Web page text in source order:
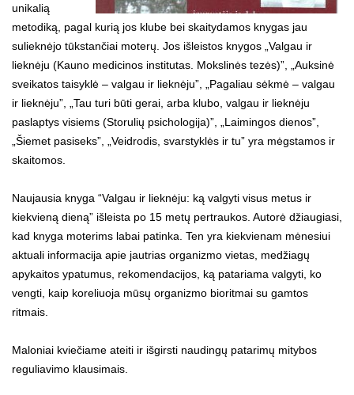
unikalią
metodiką, pagal kurią jos klube bei skaitydamos knygas jau
sulieknėjo tūkstančiai moterų. Jos išleistos knygos „Valgau ir
lieknėju (Kauno medicinos institutas. Mokslinės tezės)”, „Auksinė
sveikatos taisyklė – valgau ir lieknėju”, „Pagaliau sėkmė – valgau
ir lieknėju”, „Tau turi būti gerai, arba klubo, valgau ir lieknėju
paslaptys visiems (Storulių psichologija)”, „Laimingos dienos”,
„Šiemet pasiseks”, „Veidrodis, svarstyklės ir tu” yra mėgstamos ir
skaitomos.
Naujausia knyga “Valgau ir lieknėju: ką valgyti visus metus ir
kiekvieną dieną” išleista po 15 metų pertraukos. Autorė džiaugiasi,
kad knyga moterims labai patinka. Ten yra kiekvienam mėnesiui
aktuali informacija apie jautrias organizmo vietas, medžiagų
apykaitos ypatumus, rekomendacijos, ką patariama valgyti, ko
vengti, kaip koreliuoja mūsų organizmo bioritmai su gamtos
ritmais.
Maloniai kviečiame ateiti ir išgirsti naudingų patarimų mitybos
reguliavimo klausimais.